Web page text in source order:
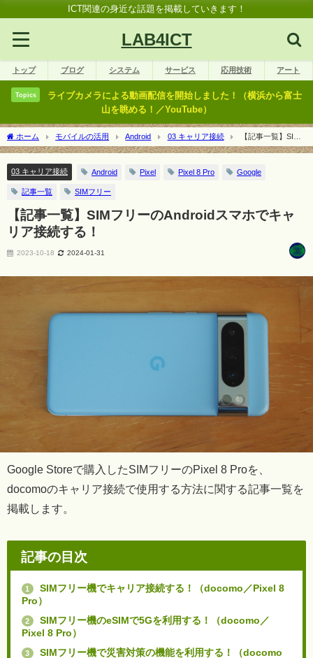
ICT関連の身近な話題を掲載していきます！
LAB4ICT
トップ ブログ システム サービス 応用技術 アート
Topics
ライブカメラによる動画配信を開始しました！（横浜から富士
山を眺める！／YouTube）
ホーム モバイルの活用 Android 03 キャリア接続
【記事一覧】SIM
フリーのAndroidスマホでキャリア接続する！
03 キャリア接続 Android Pixel Pixel 8 Pro Google
記事一覧 SIMフリー
【記事一覧】SIMフリーのAndroidスマホでキャ
リア接続する！
2023-10-18 2024-01-31
Google Storeで購入したSIMフリーのPixel 8 Proを、
docomoのキャリア接続で使用する方法に関する記事一覧を
掲載します。
記事の目次
1
SIMフリー機でキャリア接続する！（docomo／Pixel 8
Pro）
2
SIMフリー機のeSIMで5Gを利用する！（docomo／
Pixel 8 Pro）
3
SIMフリー機で災害対策の機能を利用する！（docomo